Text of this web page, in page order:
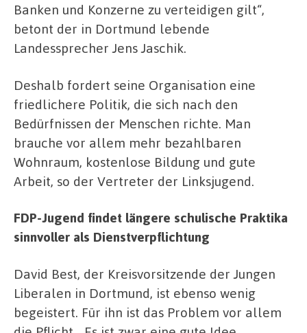
Banken und Konzerne zu verteidigen gilt“,
betont der in Dortmund lebende
Landessprecher Jens Jaschik.
Deshalb fordert seine Organisation eine
friedlichere Politik, die sich nach den
Bedürfnissen der Menschen richte. Man
brauche vor allem mehr bezahlbaren
Wohnraum, kostenlose Bildung und gute
Arbeit, so der Vertreter der Linksjugend.
FDP-Jugend findet längere schulische Praktika
sinnvoller als Dienstverpflichtung
David Best, der Kreisvorsitzende der Jungen
Liberalen in Dortmund, ist ebenso wenig
begeistert. Für ihn ist das Problem vor allem